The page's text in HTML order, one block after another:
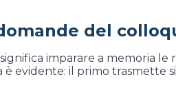
del
imparare a memoria
evidente: il primo trasmette